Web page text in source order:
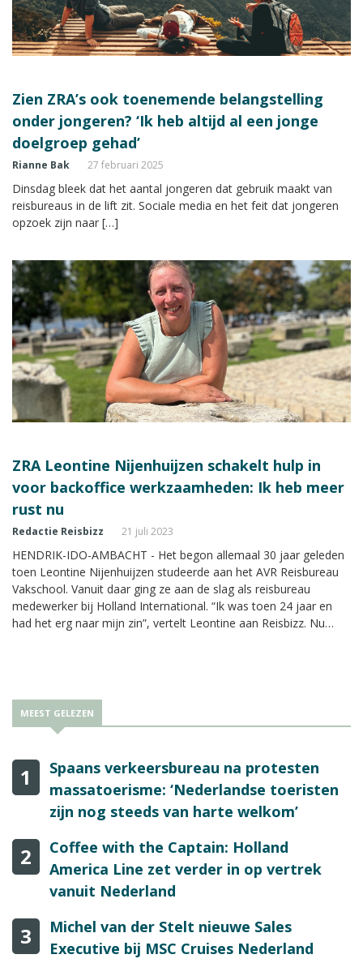
Zien ZRA’s ook toenemende belangstelling
onder jongeren? ‘Ik heb altijd al een jonge
doelgroep gehad’
Rianne Bak 27 februari 2025
Dinsdag bleek dat het aantal jongeren dat gebruik maakt van
reisbureaus in de lift zit. Sociale media en het feit dat jongeren
opzoek zijn naar […]
ZRA Leontine Nijenhuijzen schakelt hulp in
voor backoffice werkzaamheden: Ik heb meer
rust nu
Redactie Reisbizz 21 juli 2023
HENDRIK-IDO-AMBACHT - Het begon allemaal 30 jaar geleden
toen Leontine Nijenhuijzen studeerde aan het AVR Reisbureau
Vakschool. Vanuit daar ging ze aan de slag als reisbureau
medewerker bij Holland International. “Ik was toen 24 jaar en
had het erg naar mijn zin”, vertelt Leontine aan Reisbizz. Nu
MEEST GELEZEN
1
Spaans verkeersbureau na protesten
massatoerisme: ‘Nederlandse toeristen
zijn nog steeds van harte welkom’
2
Coffee with the Captain: Holland
America Line zet verder in op vertrek
vanuit Nederland
3
Michel van der Stelt nieuwe Sales
Executive bij MSC Cruises Nederland